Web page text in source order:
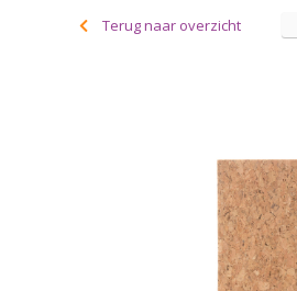
Terug naar overzicht